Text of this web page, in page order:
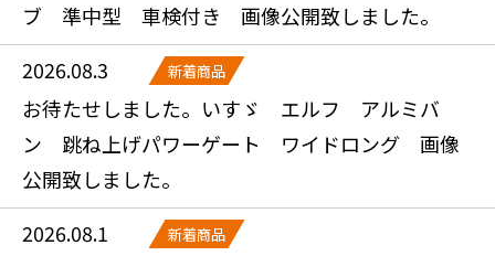
ブ 準中型 車検付き 画像公開致しました。
2026.08.3
新着商品
お待たせしました。いすゞ エルフ アルミバ
ン 跳ね上げパワーゲート ワイドロング 画像
公開致しました。
2026.08.1
新着商品